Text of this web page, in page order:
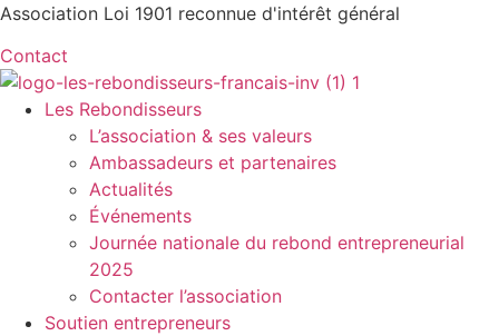
Aller
contenu
Association Loi 1901 reconnue d'intérêt général
Contact
Les Rebondisseurs
L’association & ses valeurs
Ambassadeurs et partenaires
Actualités
Événements
Journée nationale du rebond entrepreneurial
2025
Contacter l’association
Soutien entrepreneurs